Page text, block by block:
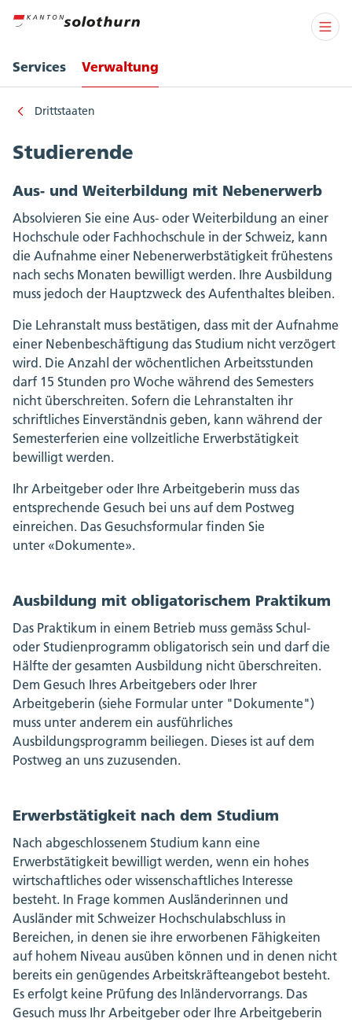
Services Verwaltung
Drittstaaten
Studierende
Aus- und Weiterbildung mit Nebenerwerb
Absolvieren Sie eine Aus- oder Weiterbildung an einer
Hochschule oder Fachhochschule in der Schweiz, kann
die Aufnahme einer Nebenerwerbstätigkeit frühestens
nach sechs Monaten bewilligt werden. Ihre Ausbildung
muss jedoch der Hauptzweck des Aufenthaltes bleiben.
Die Lehranstalt muss bestätigen, dass mit der Aufnahme
einer Nebenbeschäftigung das Studium nicht verzögert
wird. Die Anzahl der wöchentlichen Arbeitsstunden
darf 15 Stunden pro Woche während des Semesters
nicht überschreiten. Sofern die Lehranstalten ihr
schriftliches Einverständnis geben, kann während der
Semesterferien eine vollzeitliche Erwerbstätigkeit
bewilligt werden.
Ihr Arbeitgeber oder Ihre Arbeitgeberin muss das
entsprechende Gesuch bei uns auf dem Postweg
einreichen. Das Gesuchsformular finden Sie
unter «Dokumente».
Ausbildung mit obligatorischem Praktikum
Das Praktikum in einem Betrieb muss gemäss Schul-
oder Studienprogramm obligatorisch sein und darf die
Hälfte der gesamten Ausbildung nicht überschreiten.
Dem Gesuch Ihres Arbeitgebers oder Ihrer
Arbeitgeberin (siehe Formular unter "Dokumente")
muss unter anderem ein ausführliches
Ausbildungsprogramm beiliegen. Dieses ist auf dem
Postweg an uns zuzusenden.
Erwerbstätigkeit nach dem Studium
Nach abgeschlossenem Studium kann eine
Erwerbstätigkeit bewilligt werden, wenn ein hohes
wirtschaftliches oder wissenschaftliches Interesse
besteht. In Frage kommen Ausländerinnen und
Ausländer mit Schweizer Hochschulabschluss in
Bereichen, in denen sie ihre erworbenen Fähigkeiten
auf hohem Niveau ausüben können und in denen nicht
bereits ein genügendes Arbeitskräfteangebot besteht.
Es erfolgt keine Prüfung des Inländervorrangs. Das
Gesuch muss Ihr Arbeitgeber oder Ihre Arbeitgeberin